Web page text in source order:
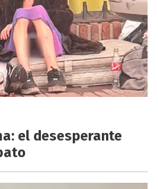
el desesperante